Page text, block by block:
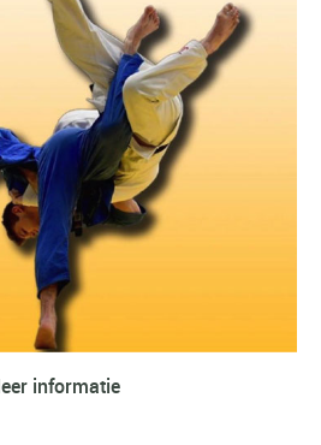
informatie